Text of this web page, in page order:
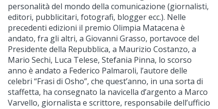
personalità del mondo della comunicazione (giornalisti,
editori, pubblicitari, fotografi, blogger ecc.). Nelle
precedenti edizioni il premio Olimpia Matacena è
andato, fra gli altri, a Giovanni Grasso, portavoce del
Presidente della Repubblica, a Maurizio Costanzo, a
Mario Sechi, Luca Telese, Stefania Pinna, lo scorso
anno è andato a Federico Palmaroli, l’autore delle
celebri “Frasi di Osho”, che quest’anno, in una sorta di
staffetta, ha consegnato la navicella d’argento a Marco
Varvello, giornalista e scrittore, responsabile dell’ufficio